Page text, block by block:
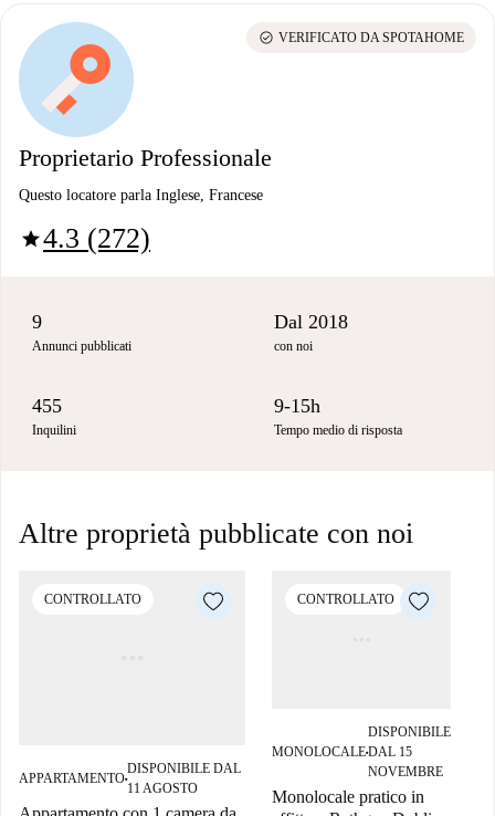
Proprietario Professionale
Questo locatore parla Inglese, Francese
star4.3 (272)
check_circle VERIFICATO DA SPOTAHOME
9
Annunci pubblicati
Dal 2018
con noi
455
Inquilini
9-15h
Tempo medio di risposta
Altre proprietà pubblicate con noi
CONTROLLATO
APPARTAMENTO■
DISPONIBILE DAL
11 AGOSTO
CONTROLLATO
MONOLOCALE■
DISPONIBILE
DAL 15
NOVEMBRE
Monolocale pratico in